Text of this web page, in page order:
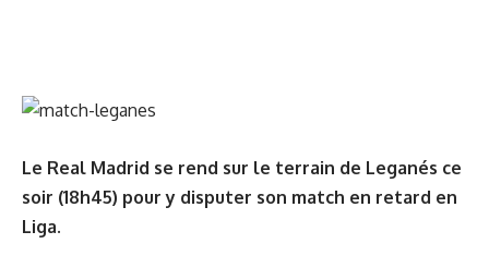
Le Real Madrid se rend sur le terrain de Leganés ce
soir (18h45) pour y disputer son match en retard en
Liga.